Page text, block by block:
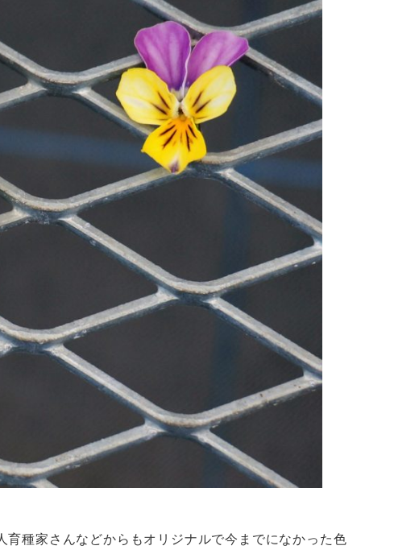
種家さんなどからもオリジナルで今までになかった色